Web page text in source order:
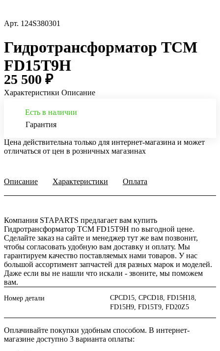
Арт. 124S380301
Гидротрансформатор TCM
FD15T9H
25 500 ₽
Характеристики Описание
Есть в наличии
Гарантия
Цена действительна только для интернет-магазина и может
отличаться от цен в розничных магазинах
Описание Характеристики Оплата
Компания STAPARTS предлагает вам купить
Гидротрансформатор TCM FD15T9H по выгодной цене.
Сделайте заказ на сайте и менеджер тут же вам позвонит,
чтобы согласовать удобную вам доставку и оплату. Мы
гарантируем качество поставляемых нами товаров. У нас
большой ассортимент запчастей для разных марок и моделей.
Даже если вы не нашли что искали - звоните, мы поможем
вам.
Номер детали
CPCD15, CPCD18, FD15H18,
FD15H9, FD15T9, FD20Z5
Оплачивайте покупки удобным способом. В интернет-
магазине доступно 3 варианта оплаты: